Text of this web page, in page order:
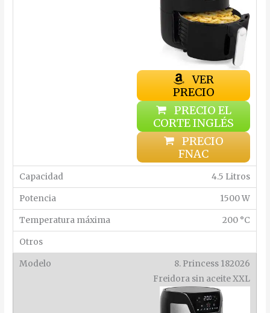
VER
PRECIO
PRECIO EL
CORTE INGLÉS
PRECIO
FNAC
4.5 Litros
1500 W
200 °C
8. Princess 182026
Freidora sin aceite XXL